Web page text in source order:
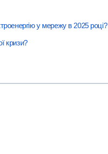
у мережу в 2025 році?
кризи?